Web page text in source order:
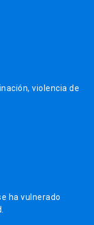
violencia de
ha vulnerado